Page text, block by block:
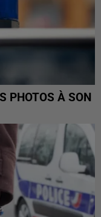
PHOTOS À SON